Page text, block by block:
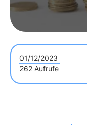
01/12/2023
262 Aufrufe